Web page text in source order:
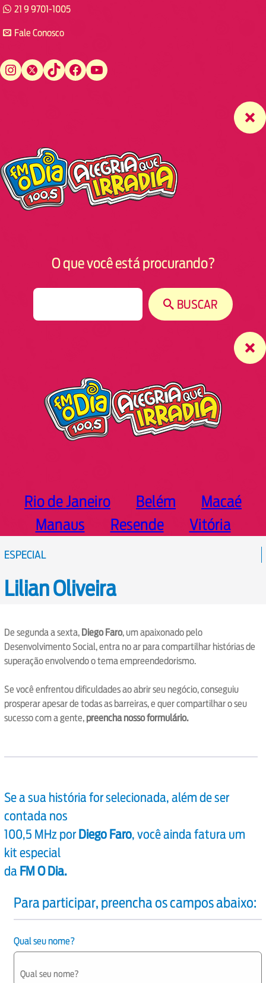
21 9 9701-1005
Fale Conosco
Instagram Twitter TikTok Facebook YouTube
O que você está procurando?
BUSCAR
Rio de Janeiro Belém
Macaé
Manaus
Resende Vitória
ESPECIAL
Lilian Oliveira
De segunda a sexta, Diego Faro, um apaixonado pelo
Desenvolvimento Social, entra no ar para compartilhar histórias de
superação envolvendo o tema empreendedorismo.
Se você enfrentou dificuldades ao abrir seu negócio, conseguiu
prosperar apesar de todas as barreiras, e quer compartilhar o seu
sucesso com a gente, preencha nosso formulário.
Se a sua história for selecionada, além de ser
contada nos
100,5 MHz porDiego Faro, você ainda fatura um
kit especial
da FM O Dia.
Para participar, preencha os campos abaixo:
Qual seu nome?